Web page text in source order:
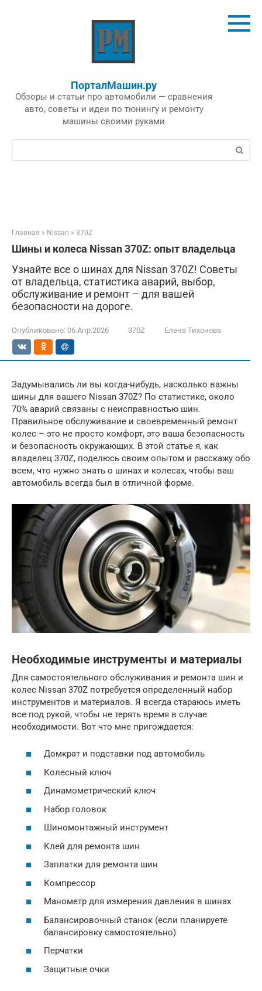
ПорталМашин.ру
Обзоры и статьи про автомобили — сравнения
авто, советы и идеи по тюнингу и ремонту
машины своими руками
Поиск:
Главная » Nissan » 370Z
Шины и колеса Nissan 370Z: опыт владельца
Узнайте все о шинах для Nissan 370Z! Советы
от владельца, статистика аварий, выбор,
обслуживание и ремонт – для вашей
безопасности на дороге.
Опубликовано: 06.Апр.2026 370Z Елена Тихонова
Задумывались ли вы когда-нибудь, насколько важны
шины для вашего Nissan 370Z? По статистике, около
70% аварий связаны с неисправностью шин.
Правильное обслуживание и своевременный ремонт
колес – это не просто комфорт, это ваша безопасность
и безопасность окружающих. В этой статье я, как
владелец 370Z, поделюсь своим опытом и расскажу обо
всем, что нужно знать о шинах и колесах, чтобы ваш
автомобиль всегда был в отличной форме.
Необходимые инструменты и материалы
Для самостоятельного обслуживания и ремонта шин и
колес Nissan 370Z потребуется определенный набор
инструментов и материалов. Я всегда стараюсь иметь
все под рукой, чтобы не терять время в случае
необходимости. Вот что мне пригождается:
Домкрат и подставки под автомобиль
Колесный ключ
Динамометрический ключ
Набор головок
Шиномонтажный инструмент
Клей для ремонта шин
Заплатки для ремонта шин
Компрессор
Манометр для измерения давления в шинах
Балансировочный станок (если планируете
балансировку самостоятельно)
Перчатки
Защитные очки